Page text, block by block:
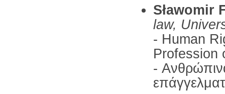
Sławomir
law,
- Human
Profession
-